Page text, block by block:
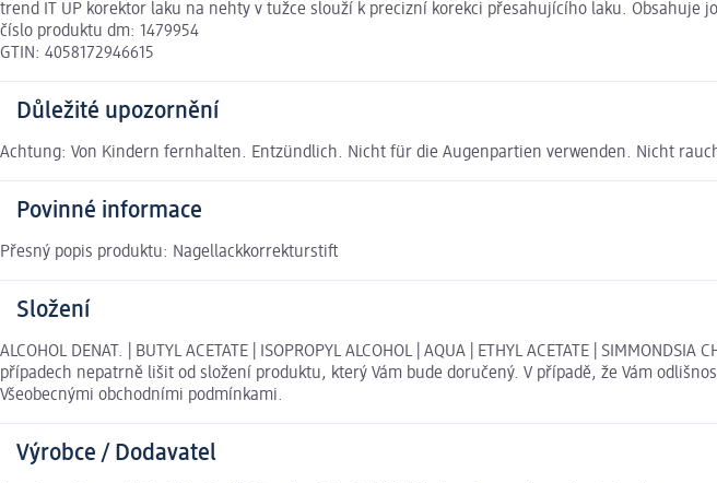
trend IT UP korektor laku na nehty v tužce slouží k precizní korekci přesahujícího laku. Obsahuje
číslo produktu dm: 1479954
GTIN: 4058172946615
Důležité upozornění
Achtung: Von Kindern fernhalten. Entzündlich. Nicht für die Augenpartien verwenden. Nicht
Povinné informace
Přesný popis produktu: Nagellackkorrekturstift
Složení
ALCOHOL DENAT. | BUTYL ACETATE | ISOPROPYL ALCOHOL | AQUA | ETHYL ACETATE |
případech nepatrně lišit od složení produktu, který Vám bude doručený. V případě, že Vám
Všeobecnými obchodními podmínkami.
Výrobce / Dodavatel